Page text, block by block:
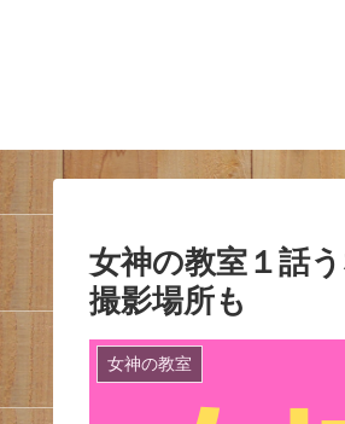
女神の教室１話
撮影場所も
女神の教室